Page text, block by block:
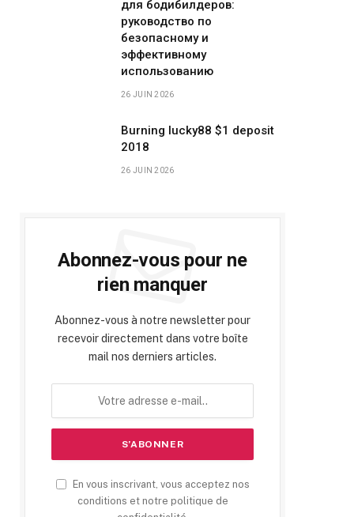
для бодибилдеров:
руководство по
безопасному и
эффективному
использованию
26 JUIN 2026
Burning lucky88 $1 deposit
2018
26 JUIN 2026
Abonnez-vous pour ne
rien manquer
Abonnez-vous à notre newsletter pour
recevoir directement dans votre boîte
mail nos derniers articles.
En vous inscrivant, vous acceptez nos
conditions et notre politique de